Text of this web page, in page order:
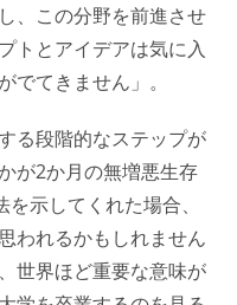
、この分野を前進させ
トとアイデアは気に入
でてきません」。
る段階的なステップが
が2か月の無増悪生存
示してくれた場合、
われるかもしれません
世界ほど重要な意味が